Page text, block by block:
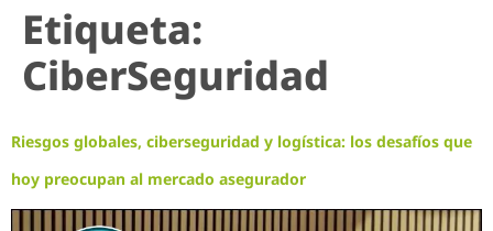
Etiqueta:
CiberSeguridad
Riesgos globales, ciberseguridad y logística: los desafíos que
hoy preocupan al mercado asegurador